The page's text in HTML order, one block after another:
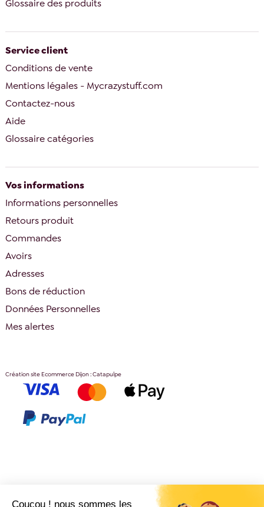
Coucou ! nous sommes les
Glossaire des produits
Service client
Conditions de vente
Mentions légales - Mycrazystuff.com
Contactez-nous
Aide
Glossaire catégories
Vos informations
Informations personnelles
Retours produit
Commandes
Avoirs
Adresses
Bons de réduction
Données Personnelles
Mes alertes
Création site Ecommerce Dijon : Catapulpe